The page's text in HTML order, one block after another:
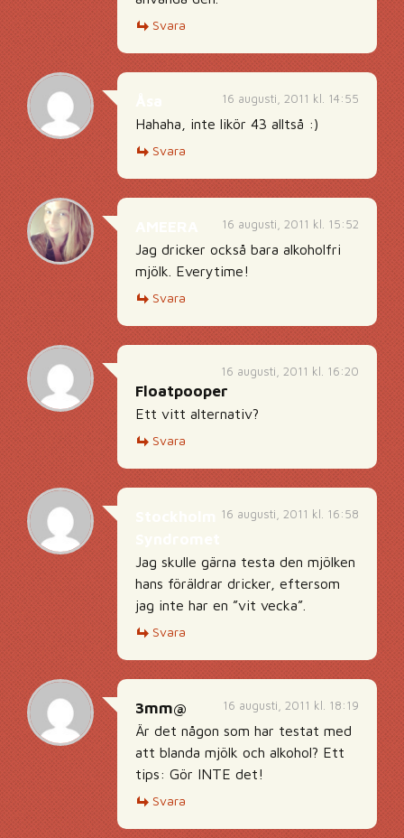
Svara
16 augusti, 2011 kl. 14:55
Hahaha, inte likör 43 alltså :)
Svara
16 augusti, 2011 kl. 15:52
Jag dricker också bara alkoholfri
mjölk. Everytime!
Svara
16 augusti, 2011 kl. 16:20
Floatpooper
Ett vitt alternativ?
Svara
16 augusti, 2011 kl. 16:58
Jag skulle gärna testa den mjölken
hans föräldrar dricker, eftersom
jag inte har en ”vit vecka”.
Svara
16 augusti, 2011 kl. 18:19
3mm@
Är det någon som har testat med
att blanda mjölk och alkohol? Ett
tips: Gör INTE det!
Svara